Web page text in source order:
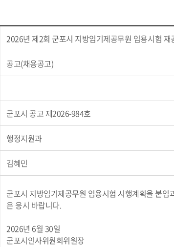
2026년 제2회 군포시 지방임기제공무원 임용시험 재
공고(채용공고)
군포시 공고 제2026-984호
행정지원과
김혜민
군포시 지방임기제공무원 임용시험 시행계획을 붙
은 응시 바랍니다.
2026년 6월 30일
군포시인사위원회위원장